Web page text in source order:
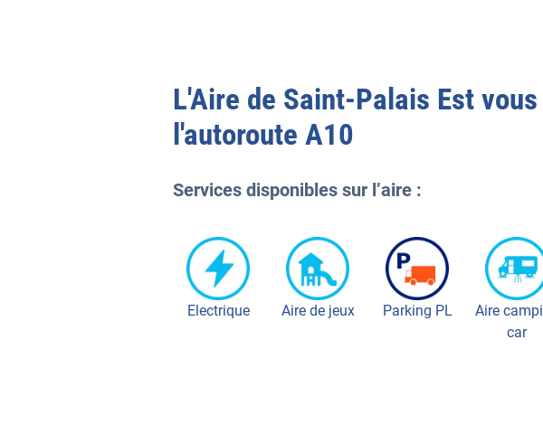
L'Aire de Saint-Palais Est
l'autoroute A10
Services disponibles sur l’aire :
Electrique Aire de jeux Parking PL
Aire
car